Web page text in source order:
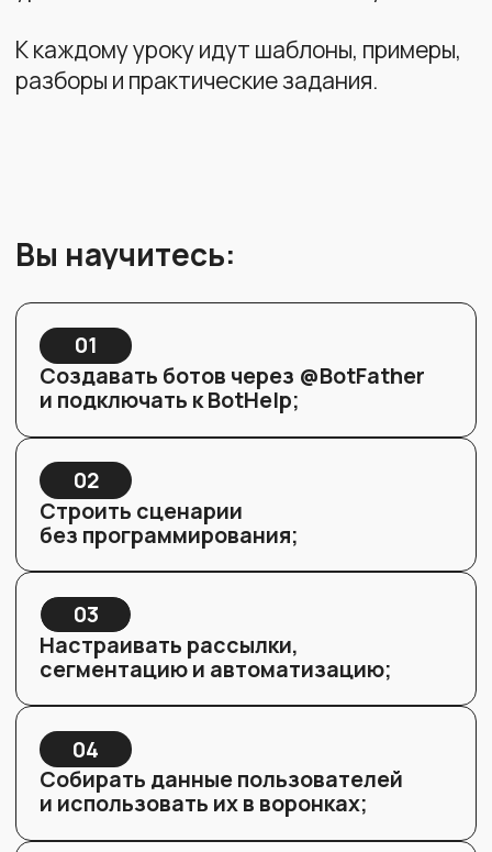
Урок 1. Что такое чат-боты и как они
работают
виды и функции ботов;
реальные задачи бизнеса;
сценарии, которые приносят продажи.
Результат:понимание логики ботов и их
Урок 2. Создание telegram-бота
через @BotFather и подключение к
BotHelp
подключение telegram-канала/бота
к BotHelp.
Результат:у вас есть рабочий бот, готовый
к настройке.
Урок 3. Обзор BotHelp: что
обязательно нужно уметь
рассылки,
пользователи,
аналитика.
и используете её возможности.
программирования.